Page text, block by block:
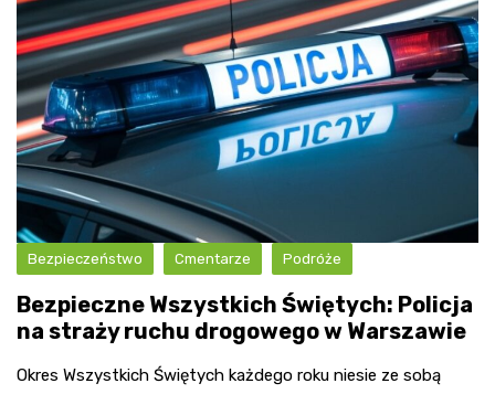
Bezpieczeństwo Cmentarze Podróże
Bezpieczne Wszystkich Świętych: Policja
na straży ruchu drogowego w Warszawie
Okres Wszystkich Świętych każdego roku niesie ze sobą